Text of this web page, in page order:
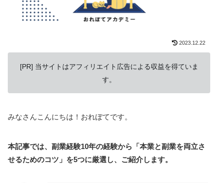
2023.12.22
[PR] 当サイトはアフィリエイト広告による収益を得ていま
す。
みなさんこんにちは！おれぽてです。
本記事では、副業経験10年の経験から「本業と副業を両立さ
せるためのコツ」を5つに厳選し、ご紹介します。